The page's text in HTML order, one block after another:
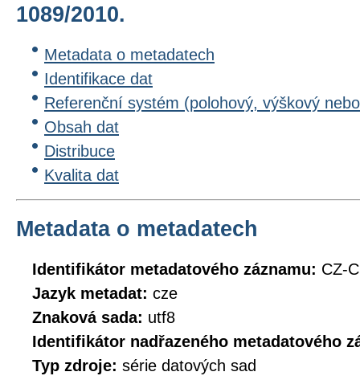
1089/2010.
Metadata o metadatech
Identifikace dat
Referenční systém (polohový, výškový
Obsah dat
Distribuce
Kvalita dat
Metadata o metadatech
Identifikátor metadatového záznamu: CZ-
Jazyk metadat: cze
Znaková sada: utf8
Identifikátor nadřazeného metadatového
Typ zdroje: série datových sad